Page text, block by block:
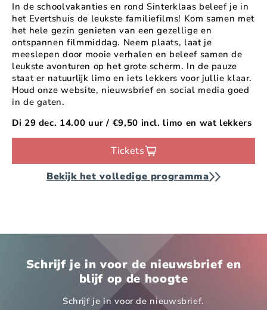
In de schoolvakanties en rond Sinterklaas beleef je in
het Evertshuis de leukste familiefilms! Kom samen met
het hele gezin genieten van een gezellige en
ontspannen filmmiddag. Neem plaats, laat je
meeslepen door mooie verhalen en beleef samen de
leukste avonturen op het grote scherm. In de pauze
staat er natuurlijk limo en iets lekkers voor jullie klaar.
Houd onze website, nieuwsbrief en social media goed
in de gaten.
Di 29 dec. 14.00 uur / €9,50 incl. limo en wat lekkers
Tickets
Bekijk het volledige programma
Schrijf je in voor de nieuwsbrief en
blijf op de hoogte
Schrijf je in voor de nieuwsbrief.